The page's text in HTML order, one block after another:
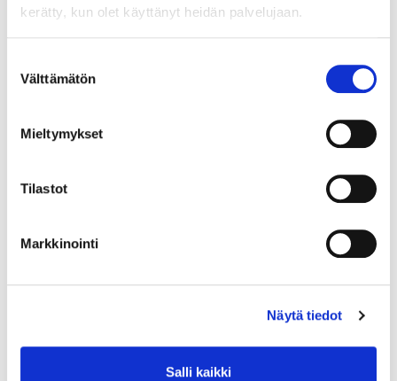
kerätty, kun olet käyttänyt heidän palvelujaan.
valinta
Välttämätön
Mieltymykset
Tilastot
Markkinointi
Näytä tiedot
Salli kaikki
Maa (*):
Olen lukenut